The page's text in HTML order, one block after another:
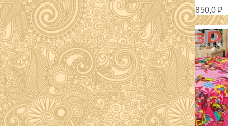
850,0 ₽